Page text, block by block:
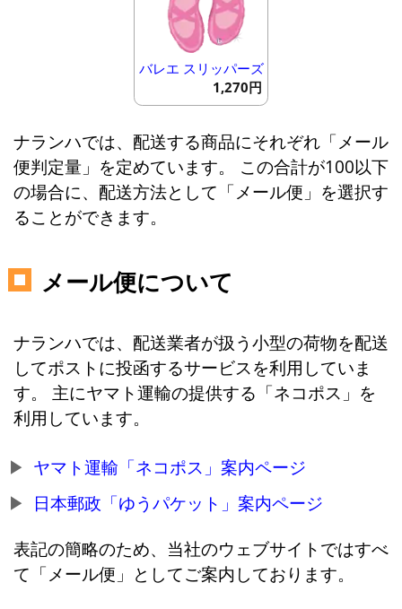
バレエ スリッパーズ
1,270円
ナランハでは、配送する商品にそれぞれ「メール
便判定量」を定めています。 この合計が100以下
の場合に、配送方法として「メール便」を選択す
ることができます。
メール便について
ナランハでは、配送業者が扱う小型の荷物を配送
してポストに投函するサービスを利用していま
す。 主にヤマト運輸の提供する「ネコポス」を
利用しています。
ヤマト運輸「ネコポス」案内ページ
日本郵政「ゆうパケット」案内ページ
表記の簡略のため、当社のウェブサイトではすべ
て「メール便」としてご案内しております。